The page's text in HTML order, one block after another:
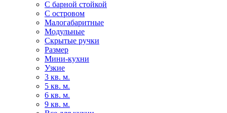
С барной стойкой
С островом
Малогабаритные
Модульные
Скрытые ручки
Размер
Мини-кухни
Узкие
3 кв. м.
5 кв. м.
6 кв. м.
9 кв. м.